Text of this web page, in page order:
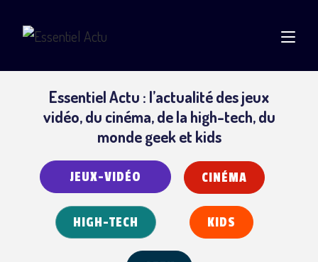
Essentiel Actu : l’actualité des jeux
vidéo, du cinéma, de la high-tech, du
monde geek et kids
JEUX-VIDÉO CINÉMA
HIGH-TECH KIDS